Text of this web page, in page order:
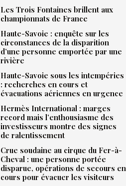
Les Trois Fontaines brillent aux
championnats de France
Haute-Savoie : enquête sur les
circonstances de la disparition
d’une personne emportée par une
rivière
Haute-Savoie sous les intempéries
: recherches en cours et
évacuations aériennes en urgence
Hermès International : marges
record mais l’enthousiasme des
investisseurs montre des signes
de ralentissement
Crue soudaine au cirque du Fer-à-
Cheval : une personne portée
disparue, opérations de secours en
cours pour évacuer les visiteurs